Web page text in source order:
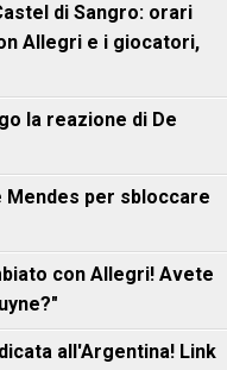
di Sangro: orari
Allegri e i giocatori,
la reazione di De
Mendes per sbloccare
con Allegri! Avete
all'Argentina! Link